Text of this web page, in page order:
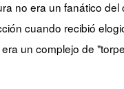
no era un fanático del
cuando recibió
un complejo de